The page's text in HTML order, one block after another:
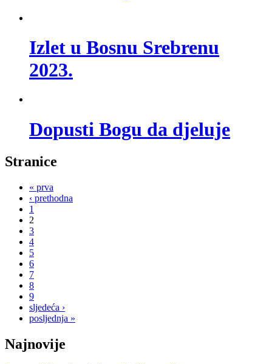
Izlet u Bosnu Srebrenu
2023.
Dopusti Bogu da djeluje
Stranice
« prva
‹ prethodna
1
2
3
4
5
6
7
8
9
sljedeća ›
posljednja »
Najnovije